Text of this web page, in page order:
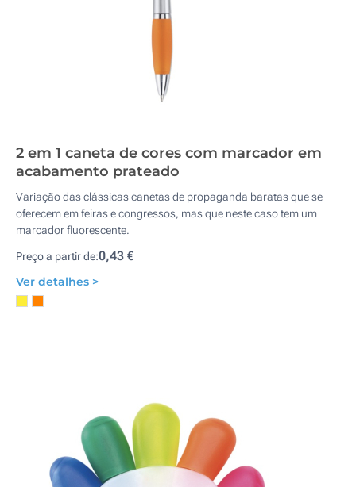
2 em 1 caneta de cores com marcador em
acabamento prateado
Variação das clássicas canetas de propaganda baratas que se
oferecem em feiras e congressos, mas que neste caso tem um
marcador fluorescente.
Preço a partir de:0,43 €
Ver detalhes >